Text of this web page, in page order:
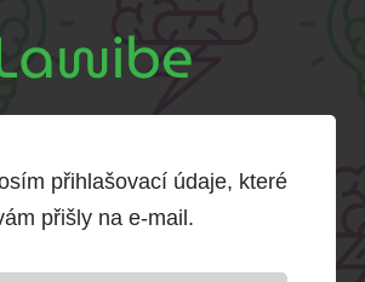
přihlašovací údaje, které
přišly na e-mail.